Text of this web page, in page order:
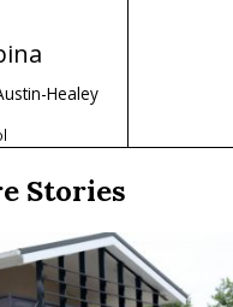
Healey
Lancia
Stories